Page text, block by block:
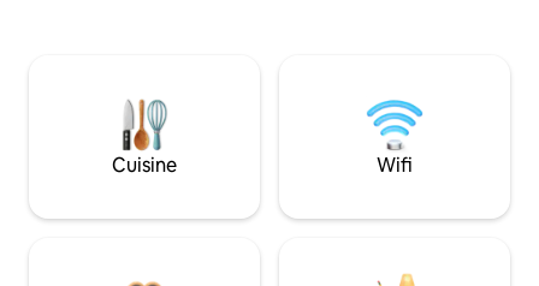
Cuisine Wifi